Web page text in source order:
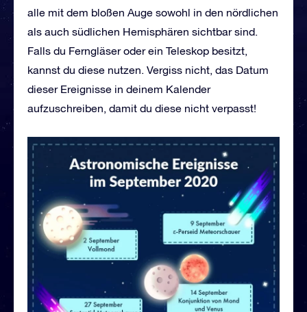
alle mit dem bloßen Auge sowohl in den nördlichen
als auch südlichen Hemisphären sichtbar sind.
Falls du Ferngläser oder ein Teleskop besitzt,
kannst du diese nutzen. Vergiss nicht, das Datum
dieser Ereignisse in deinem Kalender
aufzuschreiben, damit du diese nicht verpasst!